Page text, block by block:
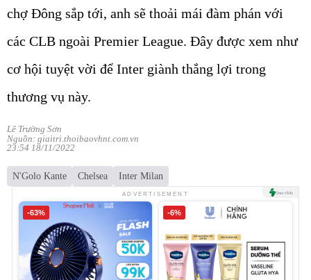
chợ Đông sắp tới, anh sẽ thoải mái đàm phán với
các CLB ngoài Premier League. Đây được xem như
cơ hội tuyệt vời để Inter giành thắng lợi trong
thương vụ này.
Lê Trường Sơn
Nguồn: giaitri.thoibaovhnt.com.vn
23:54 18/11/2022
N'Golo Kante Chelsea Inter Milan
ADVERTISEMENT
-63% -6%